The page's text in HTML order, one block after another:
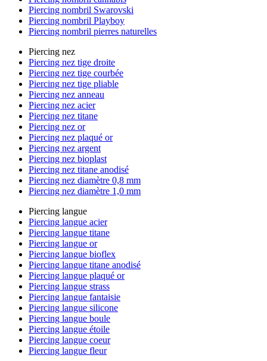
Piercing nombril Swarovski
Piercing nombril Playboy
Piercing nombril pierres naturelles
Piercing nez
Piercing nez tige droite
Piercing nez tige courbée
Piercing nez tige pliable
Piercing nez anneau
Piercing nez acier
Piercing nez titane
Piercing nez or
Piercing nez plaqué or
Piercing nez argent
Piercing nez bioplast
Piercing nez titane anodisé
Piercing nez diamètre 0,8 mm
Piercing nez diamètre 1,0 mm
Piercing langue
Piercing langue acier
Piercing langue titane
Piercing langue or
Piercing langue bioflex
Piercing langue titane anodisé
Piercing langue plaqué or
Piercing langue strass
Piercing langue fantaisie
Piercing langue silicone
Piercing langue boule
Piercing langue étoile
Piercing langue coeur
Piercing langue fleur